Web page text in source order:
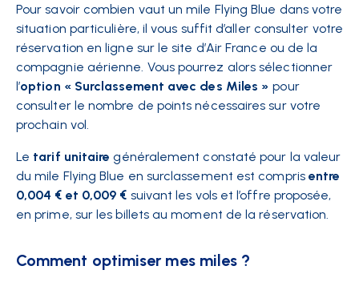
Pour savoir combien vaut un mile Flying Blue dans votre
situation particulière, il vous suffit d’aller consulter votre
réservation en ligne sur le site d’Air France ou de la
compagnie aérienne. Vous pourrez alors sélectionner
l’option « Surclassement avec des Miles » pour
consulter le nombre de points nécessaires sur votre
prochain vol.
Le tarif unitaire généralement constaté pour la valeur
du mile Flying Blue en surclassement est compris entre
0,004 € et 0,009 € suivant les vols et l’offre proposée,
en prime, sur les billets au moment de la réservation.
Comment optimiser mes miles ?